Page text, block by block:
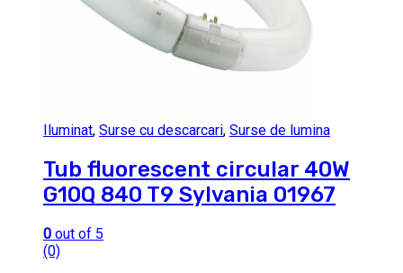
Iluminat, Surse cu descarcari, Surse de lumina
Tub fluorescent circular 40W
G10Q 840 T9 Sylvania 01967
0 out of 5
(0)